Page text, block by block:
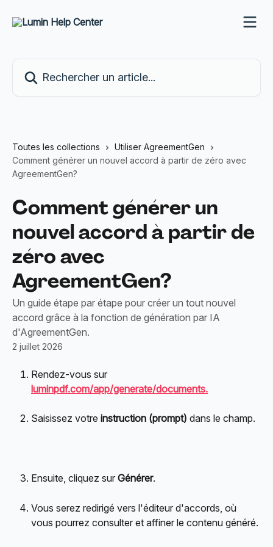
Toutes les collections
Utiliser AgreementGen
Comment générer un nouvel accord à partir de zéro avec
AgreementGen?
Comment générer un
nouvel accord à partir de
zéro avec
AgreementGen?
Un guide étape par étape pour créer un tout nouvel
accord grâce à la fonction de génération par IA
d'AgreementGen.
2 juillet 2026
Rendez-vous sur
luminpdf.com/app/generate/documents.
Saisissez votre instruction (prompt) dans le champ.
Ensuite, cliquez sur Générer.
Vous serez redirigé vers l'éditeur d'accords, où
vous pourrez consulter et affiner le contenu généré.